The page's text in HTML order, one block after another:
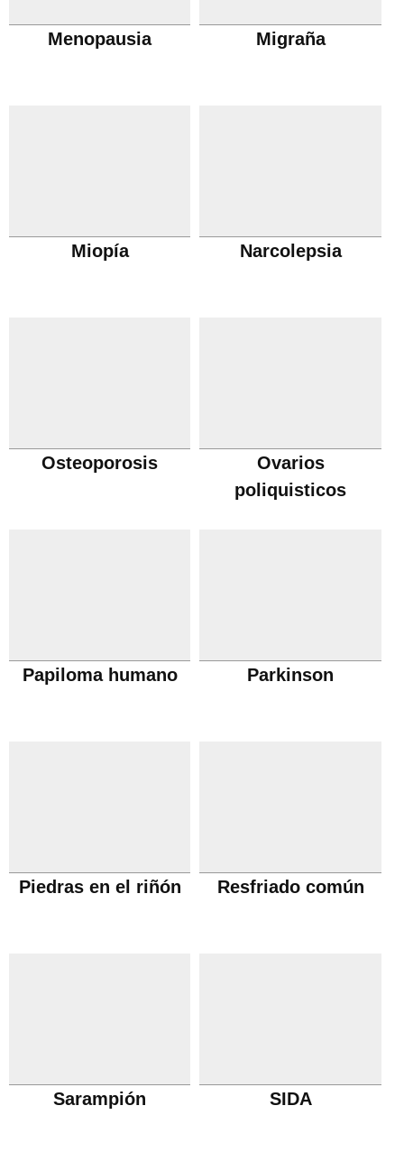
Menopausia Migraña
Miopía Narcolepsia
Osteoporosis
Ovarios
poliquisticos
Papiloma humano Parkinson
Piedras en el riñón Resfriado común
Sarampión SIDA